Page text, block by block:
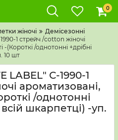
0
жіночі
Демісезонні
1 стрейч /cotton жіночі
-(Короткі /однотонні +дрібні
10 шт
LABEL" С-1990-1
ароматизовані,
/однотонні
шкарпетці) -уп.